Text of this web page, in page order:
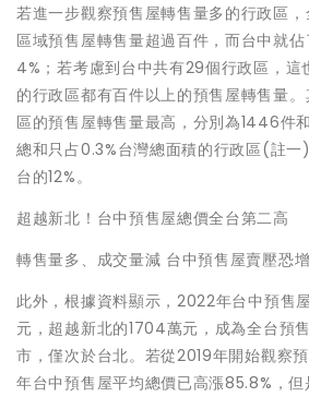
若進一步觀察預售屋轉售量多的行政區
區域預售屋轉售量超過百件，而台中就
4%；若考慮到台中共有29個行政區，這
的行政區都有百件以上的預售屋轉售量
區的預售屋轉售量最高，分別為1446件
總和只占0.3%台灣總面積的行政區(註
台的12%。
超越新北！台中預售屋總價全台第二高
轉售量多、成交量減 台中預售屋賣壓恐
此外，根據資料顯示，2022年台中預售
元，超越新北的1704萬元，成為全台預
市，僅次於台北。若從2019年開始觀察
年台中預售屋平均總價已高漲85.8%，